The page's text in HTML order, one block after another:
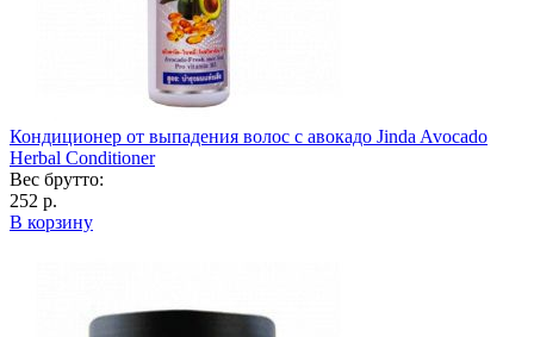
Кондиционер от выпадения волос с авокадо Jinda Avocado
Herbal Conditioner
Вес брутто:
252 р.
В корзину